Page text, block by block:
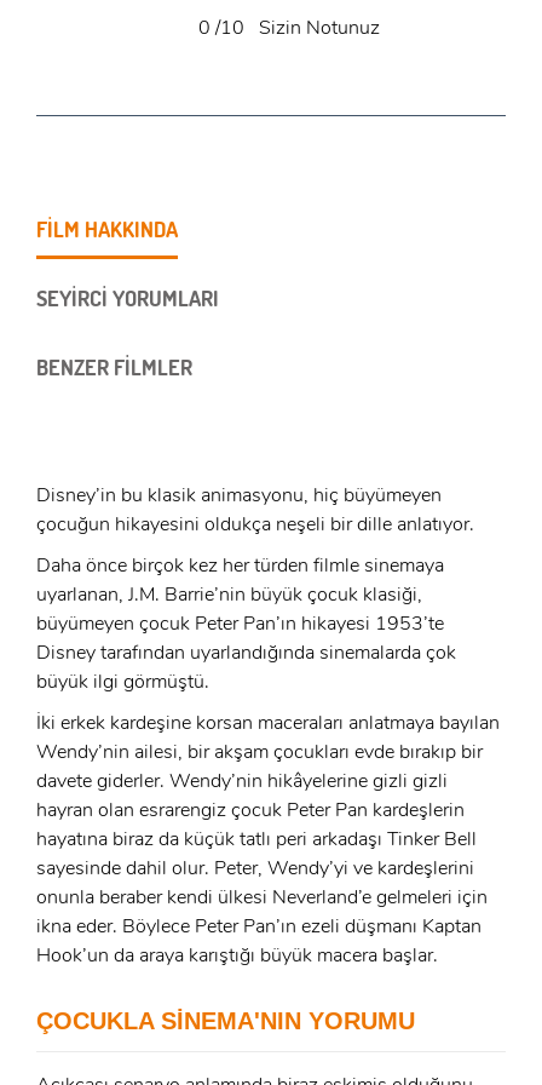
GIRIŞ YAP
E-Posta:
x
ÜYE OL
Ad Soyad:
0/10 Sizin Notunuz
FİLM HAKKINDA
SEYİRCİ YORUMLARI
BENZER FİLMLER
Disney’in bu klasik animasyonu, hiç büyümeyen
çocuğun hikayesini oldukça neşeli bir dille anlatıyor.
Daha önce birçok kez her türden filmle sinemaya
uyarlanan, J.M. Barrie’nin büyük çocuk klasiği,
büyümeyen çocuk Peter Pan’ın hikayesi 1953’te
Disney tarafından uyarlandığında sinemalarda çok
büyük ilgi görmüştü.
İki erkek kardeşine korsan maceraları anlatmaya bayılan
Wendy’nin ailesi, bir akşam çocukları evde bırakıp bir
davete giderler. Wendy’nin hikâyelerine gizli gizli
hayran olan esrarengiz çocuk Peter Pan kardeşlerin
hayatına biraz da küçük tatlı peri arkadaşı Tinker Bell
sayesinde dahil olur. Peter, Wendy’yi ve kardeşlerini
onunla beraber kendi ülkesi Neverland’e gelmeleri için
ikna eder. Böylece Peter Pan’ın ezeli düşmanı Kaptan
Hook’un da araya karıştığı büyük macera başlar.
ÇOCUKLA SİNEMA'NIN YORUMU